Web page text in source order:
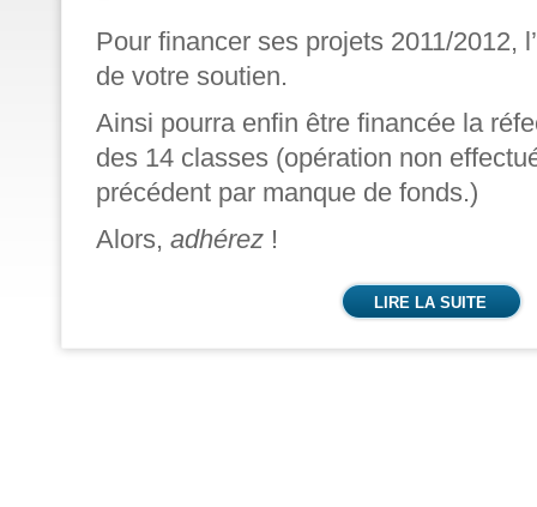
Pour financer ses projets 2011/2012,
de votre soutien.
Ainsi pourra enfin être financée la
des 14 classes (opération non
précédent par manque de fonds.)
Alors, adhérez !
LIRE LA SUITE